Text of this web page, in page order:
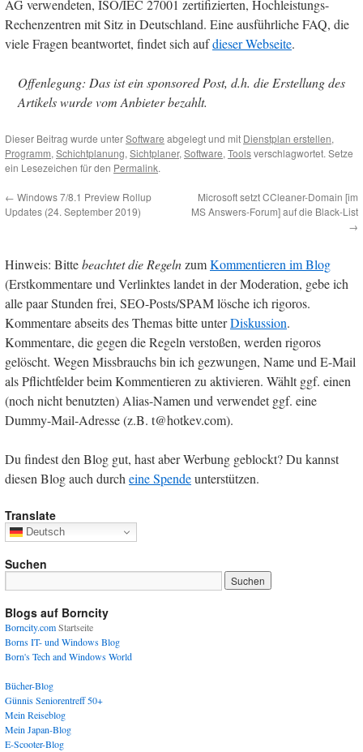
AG verwendeten, ISO/IEC 27001 zertifizierten, Hochleistungs-
Rechenzentren mit Sitz in Deutschland. Eine ausführliche FAQ, die
viele Fragen beantwortet, findet sich aufdieser Webseite.
Offenlegung: Das ist ein sponsored Post, d.h. die Erstellung des
Artikels wurde vom Anbieter bezahlt.
Dieser Beitrag wurde unterSoftware abgelegt und mit Dienstplan erstellen,
Programm, Schichtplanung, Sichtplaner, Software, Toolsverschlagwortet. Setze
ein Lesezeichen für den Permalink.
← Windows 7/8.1 Preview Rollup
Updates (24. September 2019)
Microsoft setzt CCleaner-Domain [im
MS Answers-Forum] auf die Black-List
→
Hinweis: Bittebeachtet die RegelnzumKommentieren im Blog
(Erstkommentare und Verlinktes landet in der Moderation, gebe ich
alle paar Stunden frei, SEO-Posts/SPAM lösche ich rigoros.
Kommentare abseits des Themas bitte unterDiskussion.
Kommentare, die gegen die Regeln verstoßen, werden rigoros
gelöscht. Wegen Missbrauchs bin ich gezwungen, Name und E-Mail
als Pflichtfelder beim Kommentieren zu aktivieren. Wählt ggf. einen
(noch nicht benutzten) Alias-Namen und verwendet ggf. eine
Dummy-Mail-Adresse (z.B. t@hotkev.com).
Du findest den Blog gut, hast aber Werbung geblockt? Du kannst
diesen Blog auch durch eine Spendeunterstützen.
Translate
Deutsch
Suchen
Blogs auf Borncity
Borncity.comStartseite
Borns IT- und Windows Blog
Born's Tech and Windows World
Bücher-Blog
Günnis Seniorentreff 50+
Mein Reiseblog
Mein Japan-Blog
E-Scooter-Blog